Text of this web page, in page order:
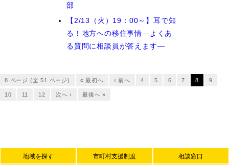
部
【2/13（火）19：00～】耳で知
る！地方への移住事情―よくあ
る質問に相談員が答えます―
8 ページ (全 51 ページ) « 最初へ ‹ 前へ 4 5 6 7 8 9
10 11 12 次へ › 最後へ »
地域を探す 市町村支援制度 相談窓口